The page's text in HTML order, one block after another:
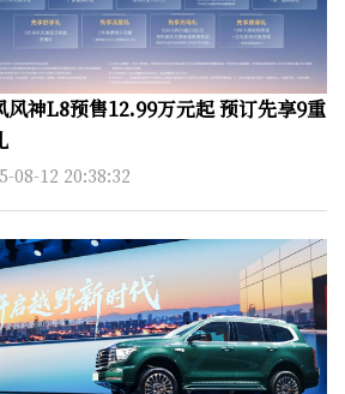
风神L8预售12.99万元起 预订先享9重
08-12 20:38:32